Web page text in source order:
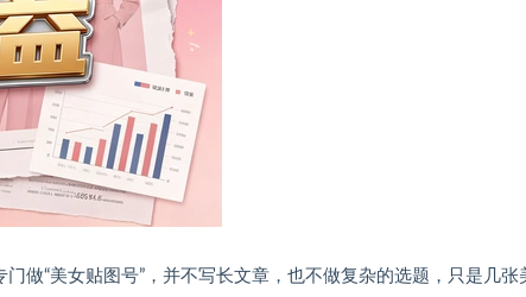
做“美女贴图号”，并不写长文章，也不做复杂的选题，只是几张